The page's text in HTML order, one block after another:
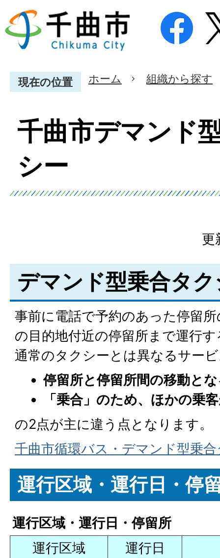
現在の位置 ホーム 組織から探す
千曲市デマンド
シー
更
デマンド型乗合タ
事前に電話で予約のあった停留
の目的地付近の停留所まで運行
通常のタクシーとは異なるサー
停留所と停留所間の移動と
「乗合」のため、ほかの乗
の2点が主に違う点となります。
千曲市循環バス・デマンド型乗
運行区域・運行日・停
運行区域・運行日・停留所
運行区域
運行日